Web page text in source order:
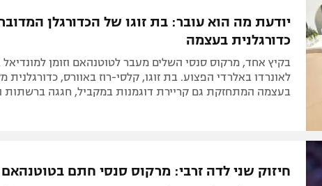
הפועל חיפה
מכבי נתניה
בני יהודה
ליגות נוספות
יודעת מה הוא עובר: בת זוגו של הכדורגלן
כדורגלנית בעצמה
בקיץ אחד, מרקוס סנסי השלים מעבר לטוטנהאם וזומן
לאונרדו באלרדי הפצוע. בת זוגו, קלסי-רוז באוורס, כדורגלנית
בעצמה המתחזקת גם קריירת דוגמנות במקביל, חגגה ברשתות
חיזוק שני לדה זרבי: מרקוס סנסי חתם בטוטנהאם